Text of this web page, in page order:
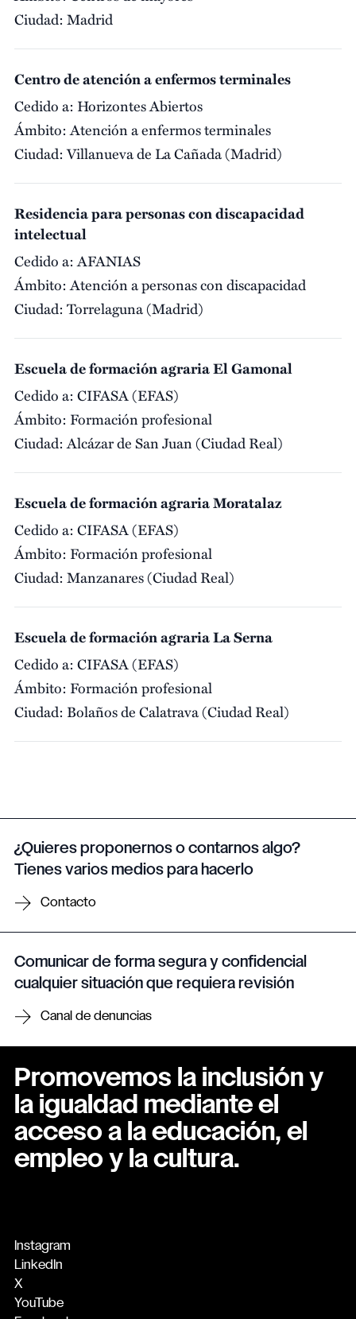
Ciudad: Madrid
Centro de atención a enfermos terminales
Cedido a: Horizontes Abiertos
Ámbito:Atención a enfermos terminales
Ciudad:Villanueva de La Cañada (Madrid)
Residencia para personas con discapacidad
intelectual
Cedido a:AFANIAS
Ámbito:Atención a personas con discapacidad
Ciudad: Torrelaguna (Madrid)
Escuela de formación agraria El Gamonal
Cedido a: CIFASA (EFAS)
Ámbito: Formación profesional
Ciudad:Alcázar de San Juan (Ciudad Real)
Escuela de formación agraria Moratalaz
Cedido a: CIFASA (EFAS)
Ámbito: Formación profesional
Ciudad: Manzanares (Ciudad Real)
Escuela de formación agraria La Serna
Cedido a: CIFASA (EFAS)
Ámbito: Formación profesional
Ciudad: Bolaños de Calatrava (Ciudad Real)
¿Quieres proponernos o contarnos algo?
Tienes varios medios para hacerlo
Contacto
Comunicar de forma segura y confidencial
cualquier situación que requiera revisión
Canal de denuncias
Promovemos la inclusión y
la igualdad mediante el
acceso a la educación, el
empleo y la cultura.
Instagram
LinkedIn
X
YouTube